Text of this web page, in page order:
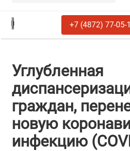
+7 (4872) 77-05-
Углубленная
граждан,
новую
инфекцию